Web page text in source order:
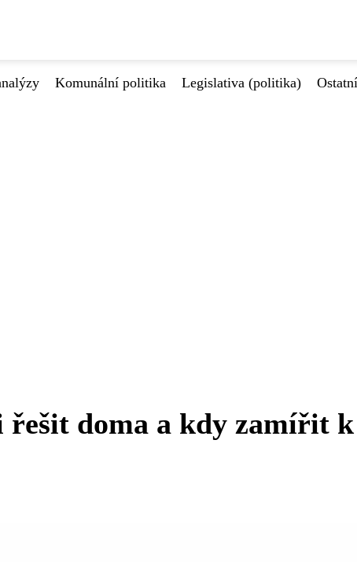
Komunální politika Legislativa (politika) Ostatní
doma a kdy zamířit k